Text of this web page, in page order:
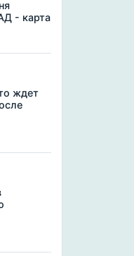
- карта
ждет